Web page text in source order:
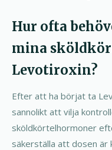
Hur ofta
mina
Levotiroxin?
Efter att ha börjat ta
sannolikt att vilja
sköldkörtelhormoner
säkerställa att dosen är